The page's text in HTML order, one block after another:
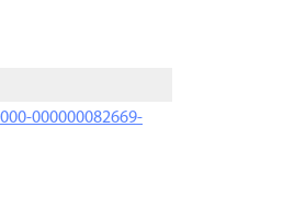
000000082669-